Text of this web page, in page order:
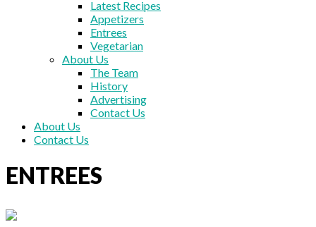
Latest Recipes
Appetizers
Entrees
Vegetarian
About Us
The Team
History
Advertising
Contact Us
About Us
Contact Us
ENTREES